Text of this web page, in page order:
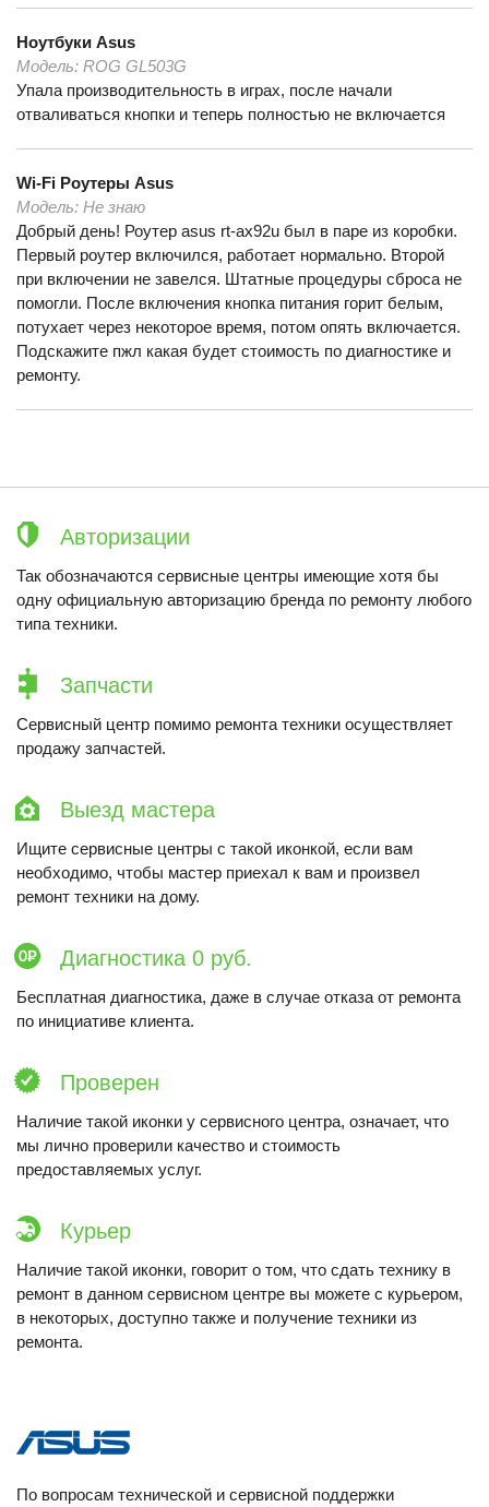
Ноутбуки Asus
Модель: ROG GL503G
Упала производительность в играх, после начали
отваливаться кнопки и теперь полностью не включается
Wi-Fi Роутеры Asus
Модель: Не знаю
Добрый день! Роутер asus rt-ax92u был в паре из коробки.
Первый роутер включился, работает нормально. Второй
при включении не завелся. Штатные процедуры сброса не
помогли. После включения кнопка питания горит белым,
потухает через некоторое время, потом опять включается.
Подскажите пжл какая будет стоимость по диагностике и
ремонту.
Авторизации
Так обозначаются сервисные центры имеющие хотя бы
одну официальную авторизацию бренда по ремонту любого
типа техники.
Запчасти
Сервисный центр помимо ремонта техники осуществляет
продажу запчастей.
Выезд мастера
Ищите сервисные центры с такой иконкой, если вам
необходимо, чтобы мастер приехал к вам и произвел
ремонт техники на дому.
Диагностика 0 руб.
Бесплатная диагностика, даже в случае отказа от ремонта
по инициативе клиента.
Проверен
Наличие такой иконки у сервисного центра, означает, что
мы лично проверили качество и стоимость
предоставляемых услуг.
Курьер
Наличие такой иконки, говорит о том, что сдать технику в
ремонт в данном сервисном центре вы можете с курьером,
в некоторых, доступно также и получение техники из
ремонта.
По вопросам технической и сервисной поддержки